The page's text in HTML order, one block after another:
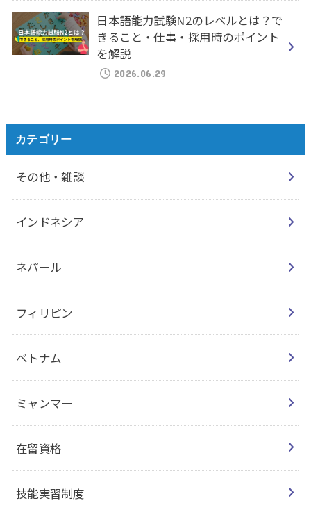
日本語能力試験N2のレベルとは？で
きること・仕事・採用時のポイント
を解説
2026.06.29
カテゴリー
その他・雑談
インドネシア
ネパール
フィリピン
ベトナム
ミャンマー
在留資格
技能実習制度